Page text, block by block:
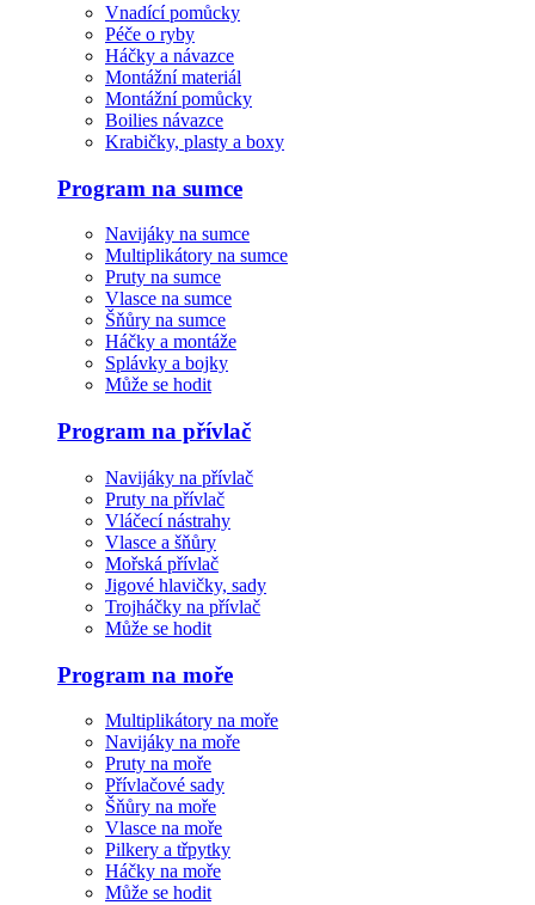
Vnadící pomůcky
Péče o ryby
Háčky a návazce
Montážní materiál
Montážní pomůcky
Boilies návazce
Krabičky, plasty a boxy
Program na sumce
Navijáky na sumce
Multiplikátory na sumce
Pruty na sumce
Vlasce na sumce
Šňůry na sumce
Háčky a montáže
Splávky a bojky
Může se hodit
Program na přívlač
Navijáky na přívlač
Pruty na přívlač
Vláčecí nástrahy
Vlasce a šňůry
Mořská přívlač
Jigové hlavičky, sady
Trojháčky na přívlač
Může se hodit
Program na moře
Multiplikátory na moře
Navijáky na moře
Pruty na moře
Přívlačové sady
Šňůry na moře
Vlasce na moře
Pilkery a třpytky
Háčky na moře
Může se hodit